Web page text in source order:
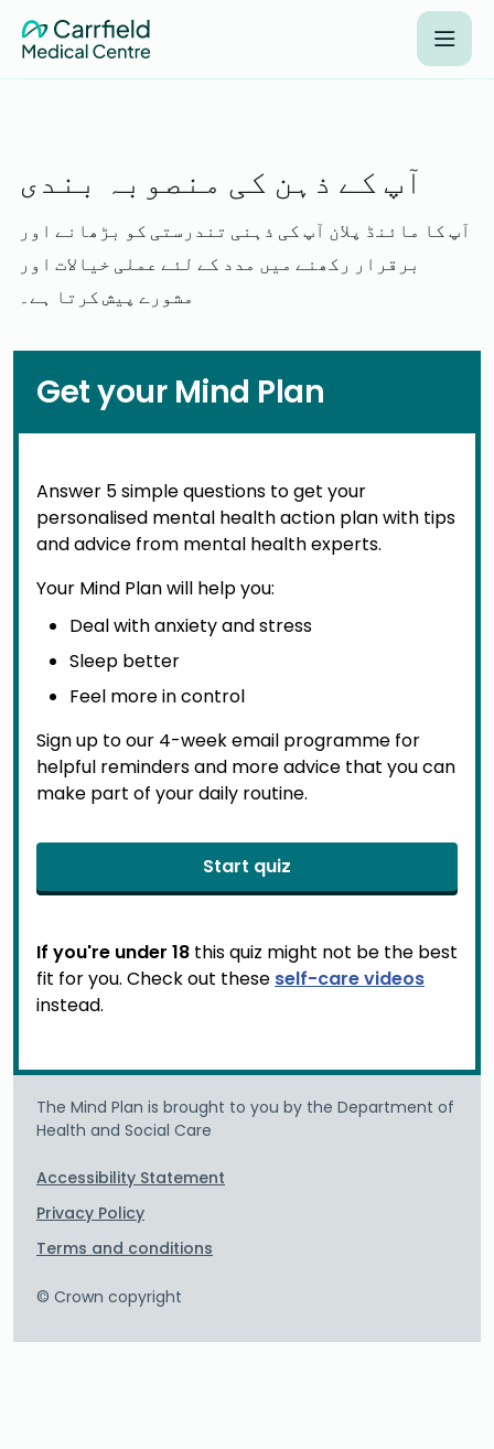
آپ کے ذہن کی منصوبہ بندی
آپ کا مائنڈ پلان آپ کی ذہنی تندرستی کو بڑھانے اور
برقرار رکھنے میں مدد کے لئے عملی خیالات اور
مشورے پیش کرتا ہے۔